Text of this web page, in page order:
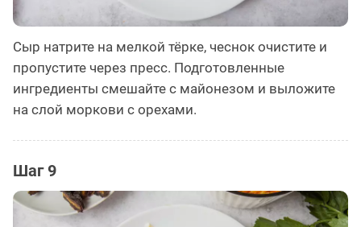
Сыр натрите на мелкой тёрке, чеснок очистите и
пропустите через пресс. Подготовленные
ингредиенты смешайте с майонезом и выложите
на слой моркови с орехами.
Шаг 9